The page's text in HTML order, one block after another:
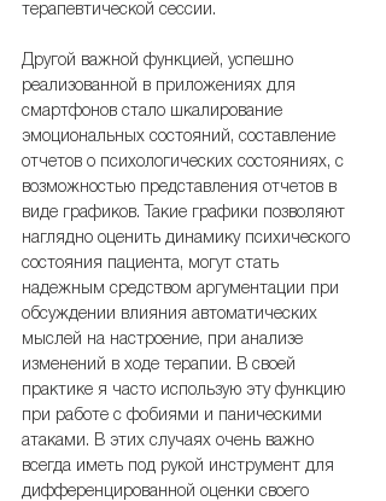
терапевтической сессии.
Другой важной функцией, успешно
реализованной в приложениях для
смартфонов стало шкалирование
эмоциональных состояний, составление
отчетов о психологических состояниях, с
возможностью представления отчетов в
виде графиков. Такие графики позволяют
наглядно оценить динамику психического
состояния пациента, могут стать
надежным средством аргументации при
обсуждении влияния автоматических
мыслей на настроение, при анализе
изменений в ходе терапии. В своей
практике я часто использую эту функцию
при работе с фобиями и паническими
атаками. В этих случаях очень важно
всегда иметь под рукой инструмент для
дифференцированной оценки своего